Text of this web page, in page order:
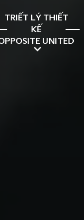
TRIẾT LÝ THIẾT
KẾ
UNITED